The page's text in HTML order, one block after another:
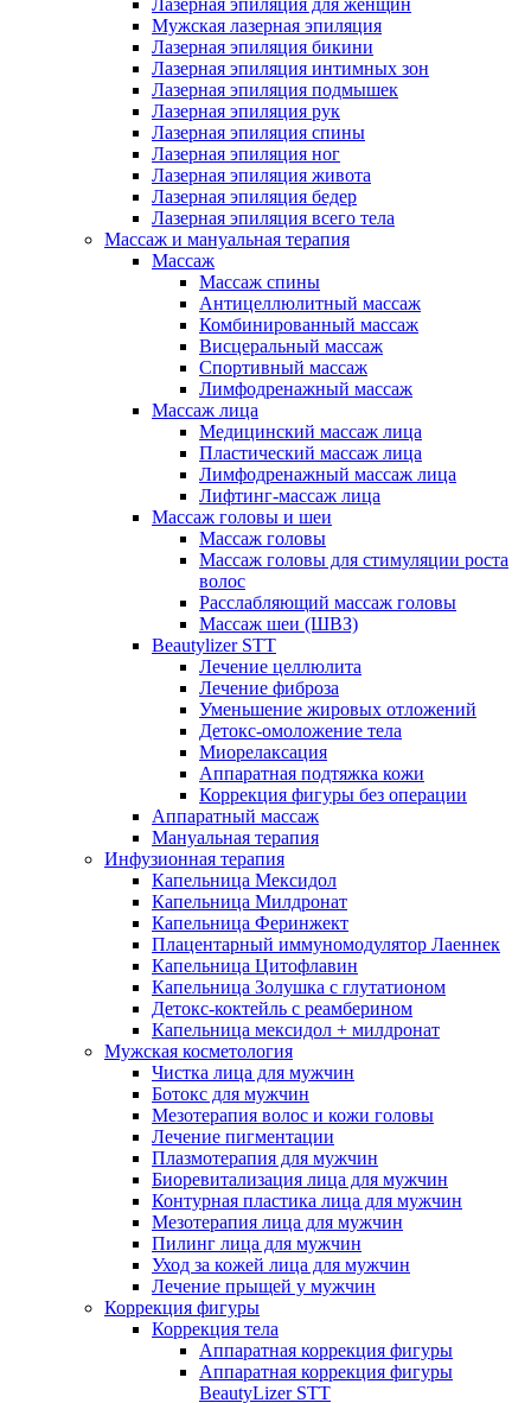
Лазерная эпиляция для женщин
Мужская лазерная эпиляция
Лазерная эпиляция бикини
Лазерная эпиляция интимных зон
Лазерная эпиляция подмышек
Лазерная эпиляция рук
Лазерная эпиляция спины
Лазерная эпиляция ног
Лазерная эпиляция живота
Лазерная эпиляция бедер
Лазерная эпиляция всего тела
Массаж и мануальная терапия
Массаж
Массаж спины
Антицеллюлитный массаж
Комбинированный массаж
Висцеральный массаж
Спортивный массаж
Лимфодренажный массаж
Массаж лица
Медицинский массаж лица
Пластический массаж лица
Лимфодренажный массаж лица
Лифтинг-массаж лица
Массаж головы и шеи
Массаж головы
Массаж головы для стимуляции роста
волос
Расслабляющий массаж головы
Массаж шеи (ШВЗ)
Beautylizer STT
Лечение целлюлита
Лечение фиброза
Уменьшение жировых отложений
Детокс-омоложение тела
Миорелаксация
Аппаратная подтяжка кожи
Коррекция фигуры без операции
Аппаратный массаж
Мануальная терапия
Инфузионная терапия
Капельница Мексидол
Капельница Милдронат
Капельница Феринжект
Плацентарный иммуномодулятор Лаеннек
Капельница Цитофлавин
Капельница Золушка с глутатионом
Детокс-коктейль с реамберином
Капельница мексидол + милдронат
Мужская косметология
Чистка лица для мужчин
Ботокс для мужчин
Мезотерапия волос и кожи головы
Лечение пигментации
Плазмотерапия для мужчин
Биоревитализация лица для мужчин
Контурная пластика лица для мужчин
Мезотерапия лица для мужчин
Пилинг лица для мужчин
Уход за кожей лица для мужчин
Лечение прыщей у мужчин
Коррекция фигуры
Коррекция тела
Аппаратная коррекция фигуры
Аппаратная коррекция фигуры
BeautyLizer STT